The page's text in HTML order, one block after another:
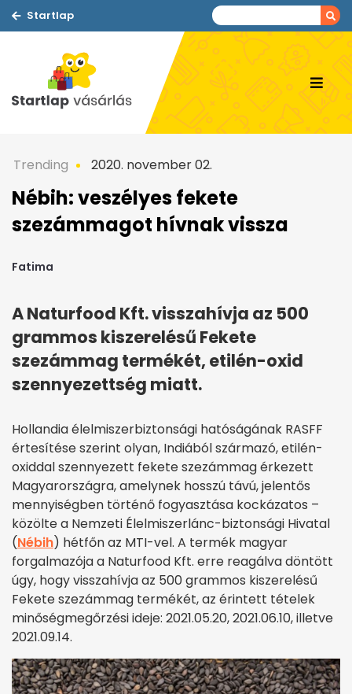
Startlap
Trending 2020. november 02.
Nébih: veszélyes fekete
szezámmagot hívnak vissza
Fatima
A Naturfood Kft. visszahívja az 500
grammos kiszerelésű Fekete
szezámmag termékét, etilén-oxid
szennyezettség miatt.
Hollandia élelmiszerbiztonsági hatóságának RASFF
értesítése szerint olyan, Indiából származó, etilén-
oxiddal szennyezett fekete szezámmag érkezett
Magyarországra, amelynek hosszú távú, jelentős
mennyiségben történő fogyasztása kockázatos –
közölte a Nemzeti Élelmiszerlánc-biztonsági Hivatal
(Nébih) hétfőn az MTI-vel. A termék magyar
forgalmazója a Naturfood Kft. erre reagálva döntött
úgy, hogy visszahívja az 500 grammos kiszerelésű
Fekete szezámmag termékét, az érintett tételek
minőségmegőrzési ideje: 2021.05.20, 2021.06.10, illetve
2021.09.14.